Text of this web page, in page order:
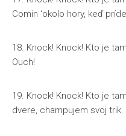
Comin ‘okolo hory, keď
18. Knock! Knock! Kto je
Ouch!
19. Knock! Knock! Kto je
dvere, champujem svoj trik.